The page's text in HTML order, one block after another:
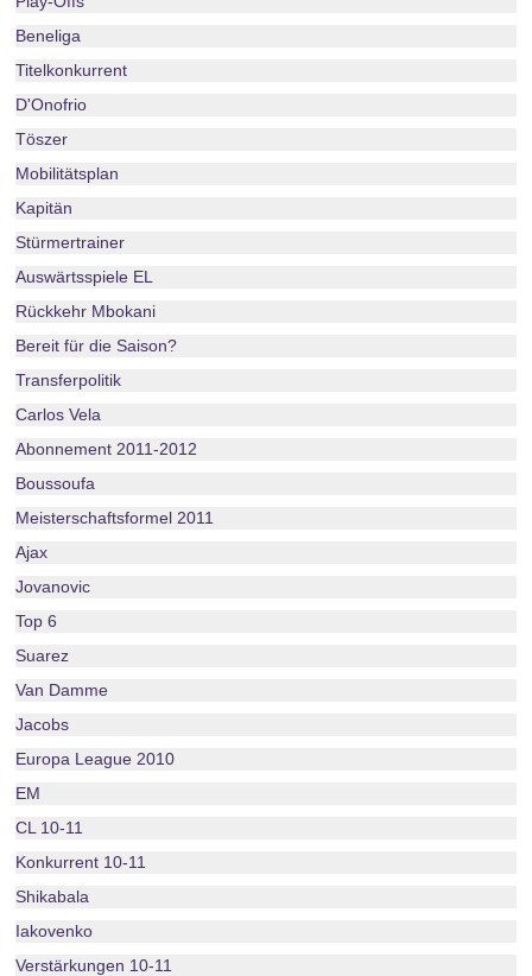
Beneliga
Titelkonkurrent
D'Onofrio
Töszer
Mobilitätsplan
Kapitän
Stürmertrainer
Auswärtsspiele EL
Rückkehr Mbokani
Bereit für die Saison?
Transferpolitik
Carlos Vela
Abonnement 2011-2012
Boussoufa
Meisterschaftsformel 2011
Ajax
Jovanovic
Top 6
Suarez
Van Damme
Jacobs
Europa League 2010
EM
CL 10-11
Konkurrent 10-11
Shikabala
Iakovenko
Verstärkungen 10-11